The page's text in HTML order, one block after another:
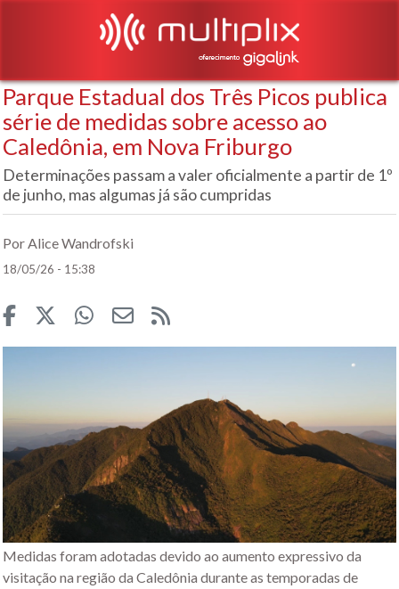
Parque Estadual dos Três Picos publica
série de medidas sobre acesso ao
Caledônia, em Nova Friburgo
Determinações passam a valer oficialmente a partir de 1º
de junho, mas algumas já são cumpridas
Por Alice Wandrofski
18/05/26 - 15:38
Medidas foram adotadas devido ao aumento expressivo da
visitação na região da Caledônia durante as temporadas de